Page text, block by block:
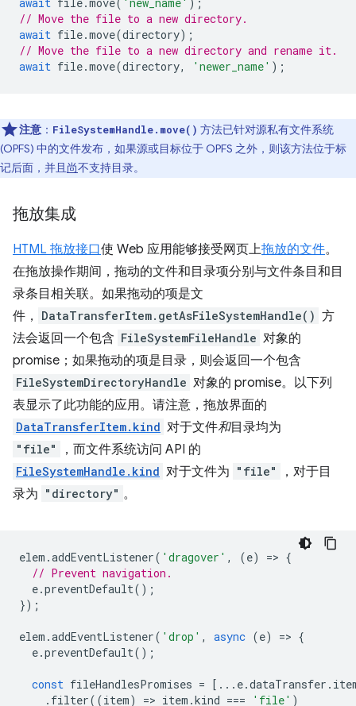
// Move the file to a new directory.
await file.move(directory);
// Move the file to a new directory and rename it.
await file.move(directory, 'newer_name' );
注意 ： FileSystemHandle.move() 方法已针对源私有文件系统
(OPFS) 中的文件发布，如果源或目标位于 OPFS 之外，则该方法位于标
记后面，并且 尚不支持目录。
拖放集成
HTML 拖放接口使 Web 应用能够接受网页上拖放的文件。
在拖放操作期间，拖动的文件和目录项分别与文件条目和目
录条目相关联。如果拖动的项是文
件，
DataTransferItem.getAsFileSystemHandle() 方
法会返回一个包含 FileSystemFileHandle 对象的
promise；如果拖动的项是目录，则会返回一个包含
FileSystemDirectoryHandle 对象的 promise。以下列
表显示了此功能的应用。请注意，拖放界面的
DataTransferItem.kind 对于文件和目录均为
"file" ，而文件系统访问 API 的
FileSystemHandle.kind 对于文件为 "file"
，对于目
录为 "directory" 。
elem .addEventListener( 'dragover' , (e) => {
// Prevent navigation.
e.preventDefault();
});
elem .addEventListener( 'drop' , async (e) => {
e.preventDefault();
const fileHandlesPromises = [... e.dataTransfer .
. filter((item) => item .kind === 'file' )